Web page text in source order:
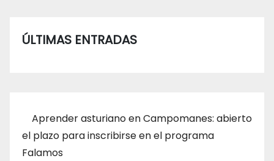
ÚLTIMAS ENTRADAS
Aprender asturiano en Campomanes: abierto
el plazo para inscribirse en el programa
Falamos